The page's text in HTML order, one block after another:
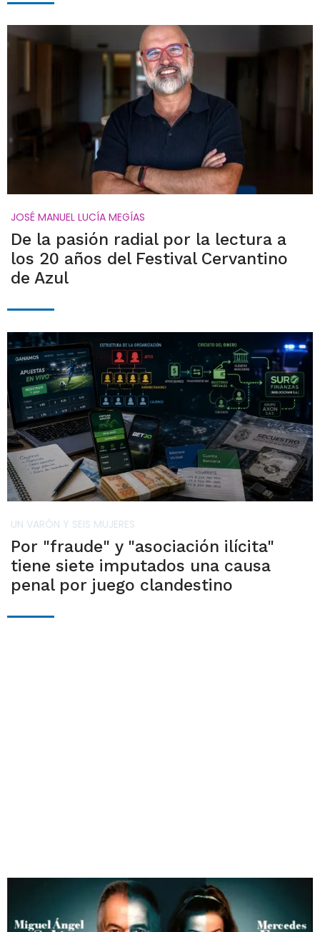
JOSÉ MANUEL LUCÍA MEGÍAS
De la pasión radial por la lectura a
los 20 años del Festival Cervantino
de Azul
UN VARÓN Y SEIS MUJERES
Por "fraude" y "asociación ilícita"
tiene siete imputados una causa
penal por juego clandestino